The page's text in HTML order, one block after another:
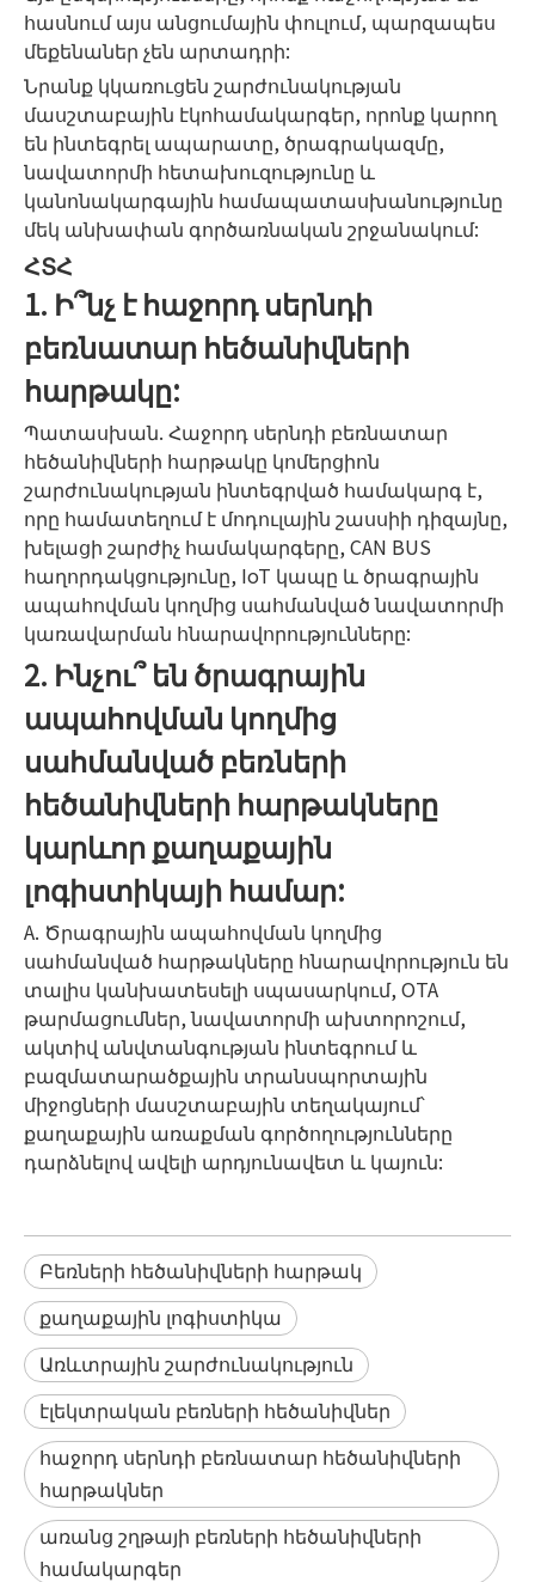
հասնում այս անցումային փուլում, պարզապես
մեքենաներ չեն արտադրի:
Նրանք կկառուցեն շարժունակության
մասշտաբային էկոհամակարգեր, որոնք կարող
են ինտեգրել ապարատը, ծրագրակազմը,
նավատորմի հետախուզությունը և
կանոնակարգային համապատասխանությունը
մեկ անխափան գործառնական շրջանակում:
ՀՏՀ
1. Ի՞նչ է հաջորդ սերնդի
բեռնատար հեծանիվների
հարթակը:
Պատասխան. Հաջորդ սերնդի բեռնատար
հեծանիվների հարթակը կոմերցիոն
շարժունակության ինտեգրված համակարգ է,
որը համատեղում է մոդուլային շասսիի դիզայնը,
խելացի շարժիչ համակարգերը, CAN BUS
հաղորդակցությունը, IoT կապը և ծրագրային
ապահովման կողմից սահմանված նավատորմի
կառավարման հնարավորությունները:
2. Ինչու՞ են ծրագրային
ապահովման կողմից
սահմանված բեռների
հեծանիվների հարթակները
կարևոր քաղաքային
լոգիստիկայի համար:
A. Ծրագրային ապահովման կողմից
սահմանված հարթակները հնարավորություն են
տալիս կանխատեսելի սպասարկում, OTA
թարմացումներ, նավատորմի ախտորոշում,
ակտիվ անվտանգության ինտեգրում և
բազմատարածքային տրանսպորտային
միջոցների մասշտաբային տեղակայում՝
քաղաքային առաքման գործողությունները
դարձնելով ավելի արդյունավետ և կայուն:
Բեռների հեծանիվների հարթակ
քաղաքային լոգիստիկա
Առևտրային շարժունակություն
էլեկտրական բեռների հեծանիվներ
հաջորդ սերնդի բեռնատար հեծանիվների
հարթակներ
առանց շղթայի բեռների հեծանիվների
համակարգեր